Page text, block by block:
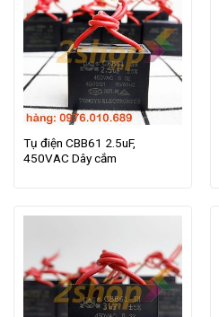
Tụ điện CBB61 2.5uF,
450VAC Dây cắm